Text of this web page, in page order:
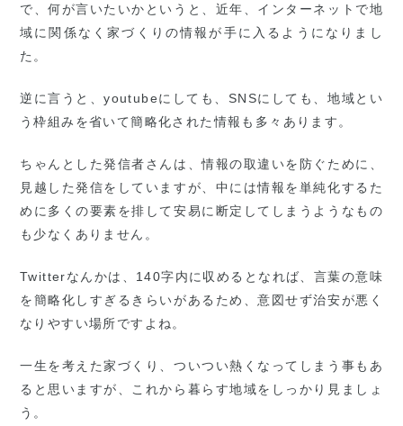
で、何が言いたいかというと、近年、インターネットで地
域に関係なく家づくりの情報が手に入るようになりまし
た。
逆に言うと、youtubeにしても、SNSにしても、地域とい
う枠組みを省いて簡略化された情報も多々あります。
ちゃんとした発信者さんは、情報の取違いを防ぐために、
見越した発信をしていますが、中には情報を単純化するた
めに多くの要素を排して安易に断定してしまうようなもの
も少なくありません。
Twitterなんかは、140字内に収めるとなれば、言葉の意味
を簡略化しすぎるきらいがあるため、意図せず治安が悪く
なりやすい場所ですよね。
一生を考えた家づくり、ついつい熱くなってしまう事もあ
ると思いますが、これから暮らす地域をしっかり見ましょ
う。